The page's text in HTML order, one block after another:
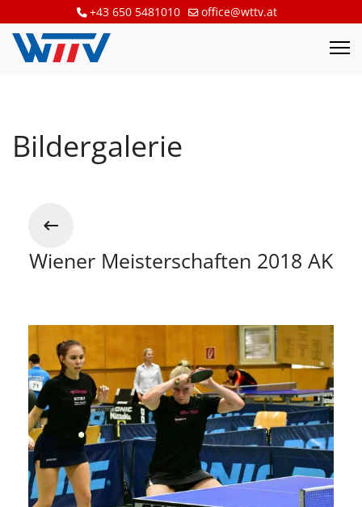
+43 650 5481010 office@wttv.at
Bildergalerie
Wiener Meisterschaften 2018 AK